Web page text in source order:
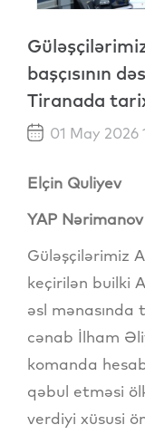
başçısının
Tiranada
01 May 2026
Elçin Quliyev
YAP
Güləşçilərimiz
keçirilən builki
əsl mənasında
cənab İlham
komanda
qəbul etməsi
verdiyi xüsusi